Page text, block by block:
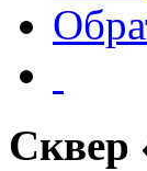
Сквер